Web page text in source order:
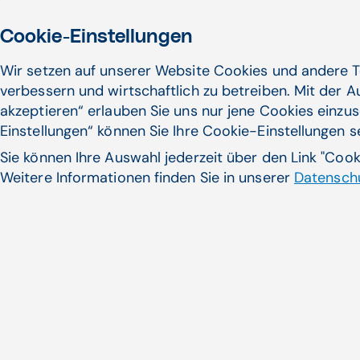
Cookie-Einstellungen
Wir setzen auf unserer Website Cookies und andere
verbessern und wirtschaftlich zu betreiben. Mit der
akzeptieren“ erlauben Sie uns nur jene Cookies
Einstellungen“ können Sie Ihre Cookie-Einstellungen
Sie können Ihre Auswahl jederzeit über den Link
Weitere Informationen finden Sie in unserer